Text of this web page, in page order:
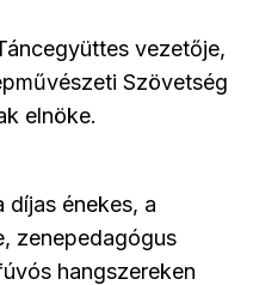
vezetője,
Szövetség
elnöke.
díjas énekes, a
zenepedagógus
hangszereken